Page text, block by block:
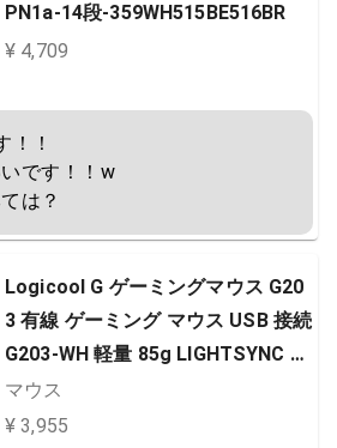
PN1a-14段-359WH515BE516BR
¥ 4,709
！！
です！！w
は？
Logicool G ゲーミングマウス G20
3 有線 ゲーミング マウス USB 接続
G203-WH 軽量 85g LIGHTSYNC R
GB 6個プログラムボタン ホワイト
PC windows mac 国内正規品 【 フ
マウス
¥ 3,955